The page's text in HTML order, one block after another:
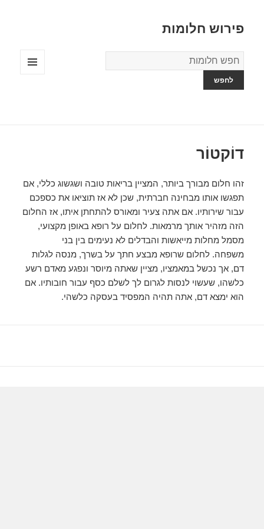
פירוש חלומות
מילון
החלומות
דוֹקטוֹר
זהו חלום מבורך ביותר, המציין בריאות טובה ושגשוג כללי, אם
תפגשו אותו מבחינה חברתית, שכן לא אז תוציאו את כספכם
עבור שירותיו. אם אתה צעיר ומאורס להתחתן איתו, אז החלום
הזה מזהיר אותך מרמאות. לחלום על רופא באופן מקצועי,
מסמל מחלות מייאשות והבדלים לא נעימים בין בני
משפחה. לחלום שרופא מבצע חתך על בשרך, מנסה לגלות
דם, אך נכשל במאמציו, מציין שאתה מיוסר ונפגע מאדם רשע
כלשהו, ​​שעשוי לנסות לגרום לך לשלם כסף עבור חובותיו. אם
הוא ימצא דם, אתה תהיה המפסיד בעסקה כלשהי.